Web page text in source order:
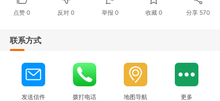
点赞0 反对 0 举报 0 收藏 0 分享 570
联系方式
发送信件 拨打电话 地图导航 更多